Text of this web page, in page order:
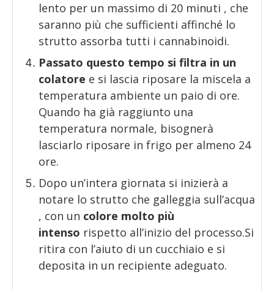
lento per un massimo di 20 minuti , che
saranno più che sufficienti affinché lo
strutto assorba tutti i cannabinoidi.
Passato questo tempo si filtra in un
colatore e si lascia riposare la miscela a
temperatura ambiente un paio di ore.
Quando ha già raggiunto una
temperatura normale, bisognerà
lasciarlo riposare in frigo per almeno 24
ore.
Dopo un’intera giornata si inizierà a
notare lo strutto che galleggia sull’acqua
, con un colore molto più
intenso rispetto all’inizio del processo.Si
ritira con l’aiuto di un cucchiaio e si
deposita in un recipiente adeguato.